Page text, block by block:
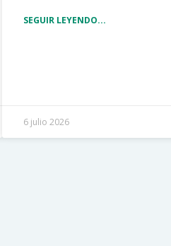
SEGUIR LEYENDO...
6 julio 2026